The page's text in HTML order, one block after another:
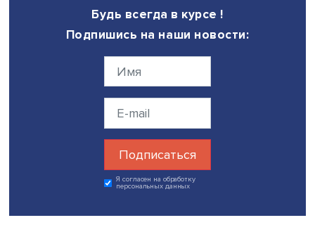
«Россельхозбанк» Юрий Новиков.
Дата публикации: 27.04.2022
Николай Константинов
экология
ясинская конференция 2022
Поделиться